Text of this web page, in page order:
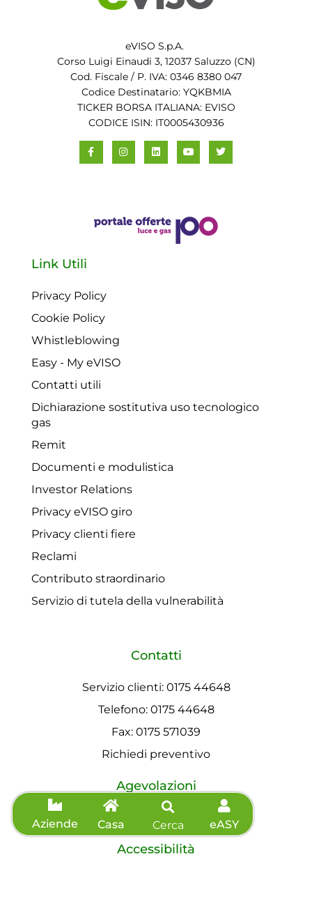
Aziende Casa Cerca eASY
eVISO S.p.A.
Corso Luigi Einaudi 3, 12037 Saluzzo (CN)
Cod. Fiscale / P. IVA: 0346 8380 047
Codice Destinatario: YQKBMIA
TICKER BORSA ITALIANA: EVISO
CODICE ISIN: IT0005430936
Link Utili
Privacy Policy
Cookie Policy
Whistleblowing
Easy - My eVISO
Contatti utili
Dichiarazione sostitutiva uso tecnologico
gas
Remit
Documenti e modulistica
Investor Relations
Privacy eVISO giro
Privacy clienti fiere
Reclami
Contributo straordinario
Servizio di tutela della vulnerabilità
Contatti
Servizio clienti: 0175 44648
Telefono: 0175 44648
Fax: 0175 571039
Richiedi preventivo
Agevolazioni
Informazioni sisma
Accessibilità